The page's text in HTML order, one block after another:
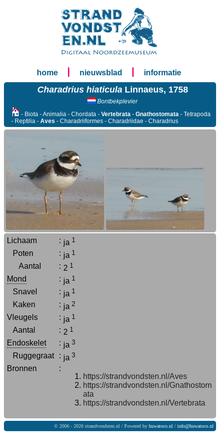
home nieuwsblad informatie
Charadrius hiaticulaLinnaeus, 1758
Bontbekplevier
- Biota - Animalia - Chordata - Vertebrata - Gnathostomata - Tetrapoda
- Reptilia - Aves - Charadriiformes - Charadriidae - Charadrius
Lichaam : ja 1
Poten : ja 1
Aantal : 2 1
Mond : ja 1
Snavel : ja 1
Kaken : ja 2
Vleugels : ja 1
Aantal : 2 1
Endoskelet : ja 3
Ruggegraat : ja 3
Bronnen
:
https://strandvondsten.nl/Aves
https://strandvondsten.nl/Gnathostom
ata
https://strandvondsten.nl/Vertebrata
© 2006 - 2026 strandvondsten.nl / Powered by huwatoco.nl / info@huwatoco.nl